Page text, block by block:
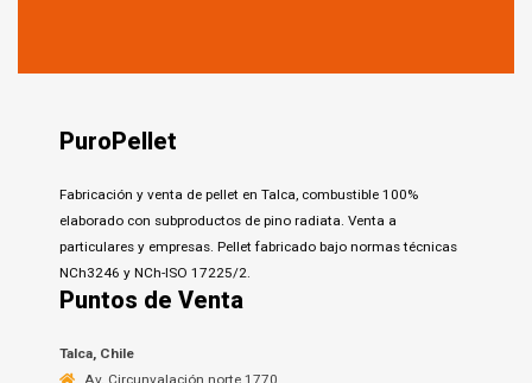
PuroPellet
Fabricación y venta de pellet en Talca, combustible 100%
elaborado con subproductos de pino radiata. Venta a
particulares y empresas. Pellet fabricado bajo normas técnicas
NCh3246 y NCh-ISO 17225/2.
Puntos de Venta
Talca, Chile